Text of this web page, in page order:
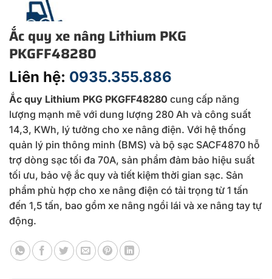
Ắc quy xe nâng Lithium PKG
PKGFF48280
Liên hệ: 0935.355.886
Ắc quy Lithium PKG PKGFF48280 cung cấp năng
lượng mạnh mẽ với dung lượng 280 Ah và công suất
14,3, KWh, lý tưởng cho xe nâng điện. Với hệ thống
quản lý pin thông minh (BMS) và bộ sạc SACF4870 hỗ
trợ dòng sạc tối đa 70A, sản phẩm đảm bảo hiệu suất
tối ưu, bảo vệ ắc quy và tiết kiệm thời gian sạc. Sản
phẩm phù hợp cho xe nâng điện có tải trọng từ 1 tấn
đến 1,5 tấn, bao gồm xe nâng ngồi lái và xe nâng tay tự
động.